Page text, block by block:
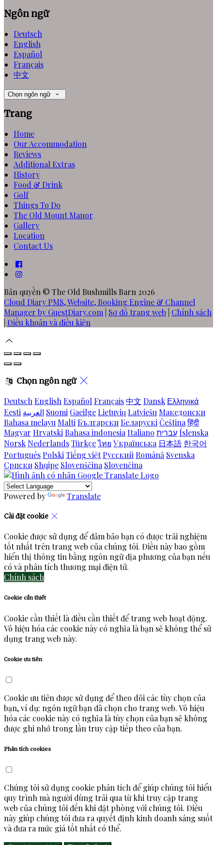
Ngôn ngữ
Deutsch
English
Español
Français
中文
Chọn ngôn ngữ
Trang
Home
Our Accommodation
Reviews
Additional Extras
History
Food & Drink
Golf
Things To Do
The Old Mount Manor
Gallery
Location
Contact Us
Bản quyền © The Old Bushmills Barn 2026
Cloud Diary PMS, Website, Booking Engine & Channel
Manager by GuestDiary.com
Sơ đồ trang web
Chính sách
Điều khoản và điều kiện
Chọn ngôn ngữ
DeutschEnglishEspañolFrançais中文 Dansk Ελληνικά
Eesti العربية Suomi GaeilgeLietuviųLatviešu Македонски
Bahasa melayu MaltiБългарскиБеларускіČeštinaहिंदी
Magyar HrvatskiBahasa indonesiaItaliano עבריתÍslenska
Norsk NederlandsTürkçeไทย Українська 日本語 한국어
PortuguêsPolskiTiếng việtРусскийRomână Svenska
Српски Shqipe Slovenščina Slovenčina
Powered by Translate
Cài đặt cookie
Cookie được sử dụng để đảm bảo bạn có được trải nghiệm
tốt nhất trên trang web của chúng tôi. Điều này bao gồm
hiển thị thông tin bằng ngôn ngữ địa phương của bạn nếu
có và phân tích thương mại điện tử.
Chính sách
Cookie cần thiết
Cookie cần thiết là điều cần thiết để trang web hoạt động.
Vô hiệu hóa các cookie này có nghĩa là bạn sẽ không thể sử
dụng trang web này.
Cookie ưu tiên
Cookie ưu tiên được sử dụng để theo dõi các tùy chọn của
bạn, ví dụ: ngôn ngữ bạn đã chọn cho trang web. Vô hiệu
hóa các cookie này có nghĩa là tùy chọn của bạn sẽ không
được ghi nhớ trong lần truy cập tiếp theo của bạn.
Phân tích cookies
Chúng tôi sử dụng cookie phân tích để giúp chúng tôi hiểu
quy trình mà người dùng trải qua từ khi truy cập trang
web của chúng tôi đến khi đặt phòng với chúng tôi. Điều
này giúp chúng tôi đưa ra quyết định kinh doanh sáng suốt
và đưa ra mức giá tốt nhất có thể.